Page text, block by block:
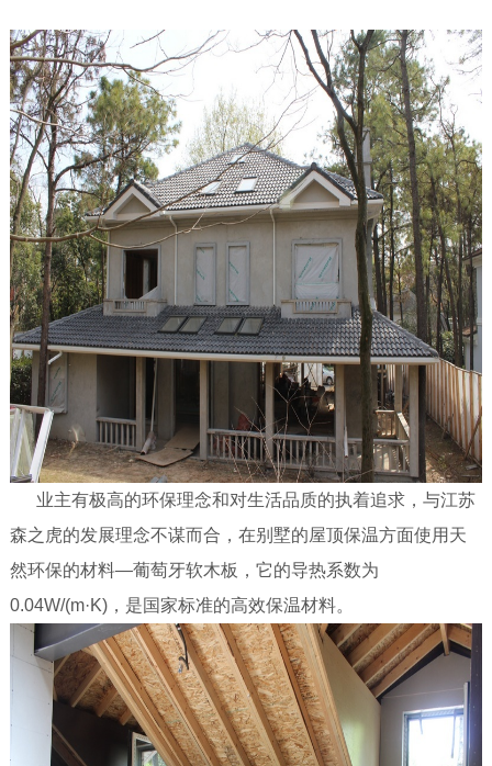
业主有极高的环保理念和对生活品质的执着追求，与江苏
森之虎的发展理念不谋而合，在别墅的屋顶保温方面使用天
然环保的材料—葡萄牙软木板，它的导热系数为
0.04W/(m·K)，是国家标准的高效保温材料。